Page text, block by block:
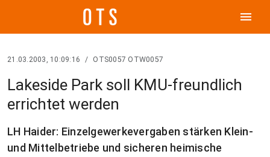
menu
21.03.2003, 10:09:16 / OTS0057 OTW0057
Lakeside Park soll KMU-freundlich
errichtet werden
LH Haider: Einzelgewerkevergaben stärken Klein-
und Mittelbetriebe und sicheren heimische